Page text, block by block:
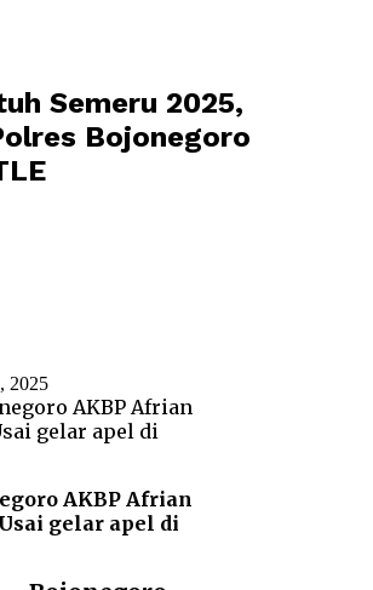
Semeru 2025,
Bojonegoro
2025
AKBP Afrian
gelar apel di